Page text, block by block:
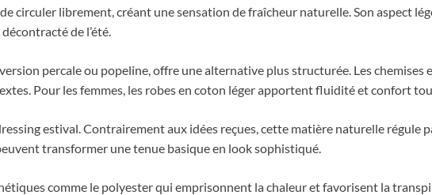
circuler librement, créant une sensation de fraîcheur naturelle. Son aspect
de l’été.
percale ou popeline, offre une alternative plus structurée. Les
Pour les femmes, les robes en coton léger apportent fluidité et confort
estival. Contrairement aux idées reçues, cette matière naturelle
transformer une tenue basique en look sophistiqué.
comme le polyester qui emprisonnent la chaleur et favorisent la